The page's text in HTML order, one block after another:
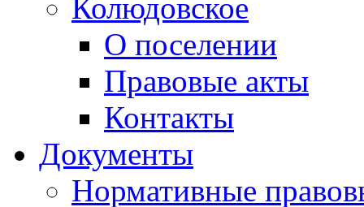
Колюдовское
О поселении
Правовые акты
Контакты
Документы
Нормативные